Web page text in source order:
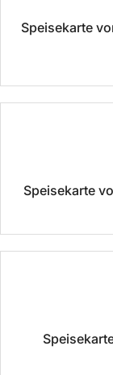
Speisekarte
Speisekarte